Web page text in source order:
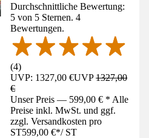
Durchschnittliche Bewertung:
5 von 5 Sternen. 4
Bewertungen.
(4)
UVP: 1327,00 €UVP1327,00
€
Unser Preis — 599,00 € * Alle
Preise inkl. MwSt. und ggf.
zzgl. Versandkosten pro
ST599,00 €*/ ST